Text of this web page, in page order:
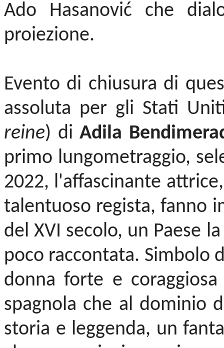
Ado Hasanović che
proiezione.
Evento di chiusura di
assoluta per gli Stati
reine) diAdila
primo lungometraggio,
2022, l'affascinante
talentuoso regista, fanno
del XVI secolo, un Paese
poco raccontata. Simbolo
donna forte e
spagnola che al dominio
storia e leggenda, un